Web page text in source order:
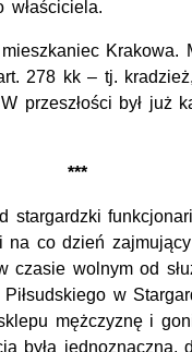
właściciela.
Krakowa.
278 kk – tj.
przeszłości był już
***
stargardzki
na co dzień
czasie wolnym od
w
mężczyznę i
była jednoznaczna,